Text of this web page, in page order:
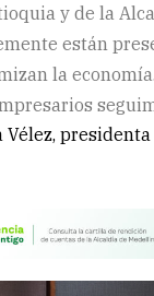
y de la
están
la
Vélez,